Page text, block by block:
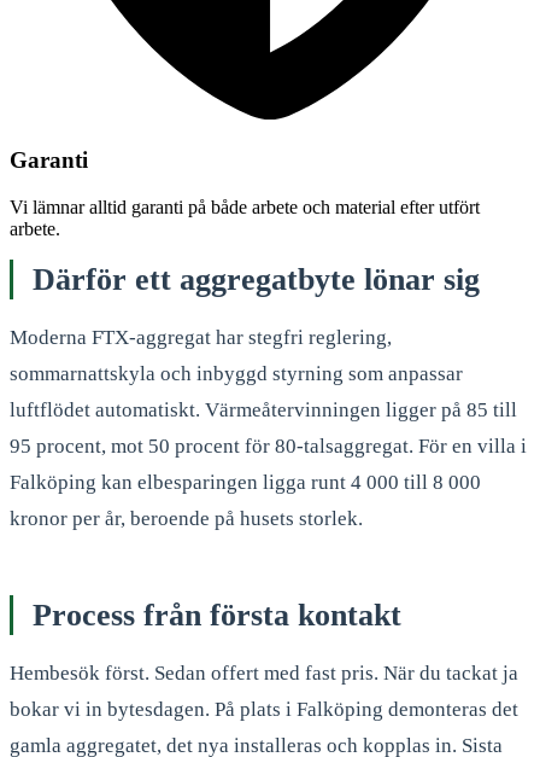
Garanti
Vi lämnar alltid garanti på både arbete och material efter utfört
arbete.
Därför ett aggregatbyte lönar sig
Moderna FTX-aggregat har stegfri reglering,
sommarnattskyla och inbyggd styrning som anpassar
luftflödet automatiskt. Värmeåtervinningen ligger på 85 till
95 procent, mot 50 procent för 80-talsaggregat. För en villa i
Falköping kan elbesparingen ligga runt 4 000 till 8 000
kronor per år, beroende på husets storlek.
Process från första kontakt
Hembesök först. Sedan offert med fast pris. När du tackat ja
bokar vi in bytesdagen. På plats i Falköping demonteras det
gamla aggregatet, det nya installeras och kopplas in. Sista